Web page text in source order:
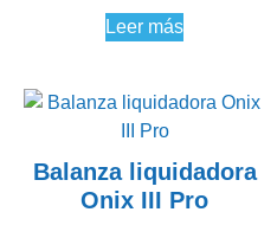
Leer más
Balanza liquidadora
Onix III Pro